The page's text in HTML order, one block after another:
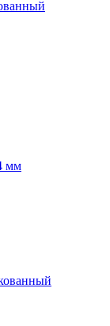
мм